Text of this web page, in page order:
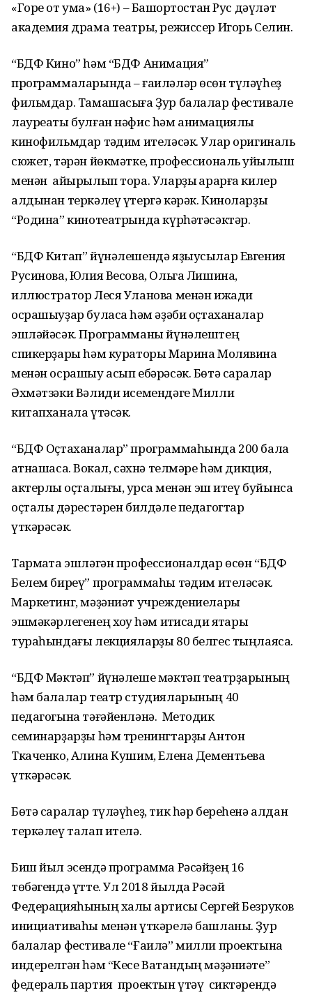
«Горе от ума» (16+) – Башҡортостан Рус дәүләт
академия драма театры, режиссер Игорь Селин.
“БДФ Кино” һәм “БДФ Анимация”
программаларында – ғаиләләр өсөн түләүһеҙ
фильмдар. Тамашасыға Ҙур балалар фестивале
лауреаты булған нәфис һәм анимациялы
кинофильмдар тәҡдим ителәсәк. Улар оригиналь
сюжет, тәрән йөкмәтке, профессиональ ҡуйылыш
менән айырылып тора. Уларҙы ҡарарға килер
алдынан теркәлеү үтергә кәрәк. Киноларҙы
“Родина” кинотеатрында күрһәтәсәктәр.
“БДФ Китап” йүнәлешендә яҙыусылар Евгения
Русинова, Юлия Весова, Ольга Лишина,
иллюстратор Леся Уланова менән ижади
осрашыуҙар буласаҡ һәм әҙәби оҫтаханалар
эшләйәсәк. Программаны йүнәлештең
спикерҙары һәм кураторы Марина Молявина
менән осрашыу асып ебәрәсәк. Бөтә саралар
Әхмәтзәки Вәлиди исемендәге Милли
китапханала үтәсәк.
“БДФ Оҫтаханалар” программаһында 200 бала
ҡатнашасаҡ. Вокал, сәхнә телмәре һәм дикция,
актерлыҡ оҫталығы, ҡурсаҡ менән эш итеү буйынса
оҫталыҡ дәрестәрен билдәле педагогтар
үткәрәсәк.
Тармаҡта эшләгән профессионалдар өсөн “БДФ
Белем биреү” программаһы тәҡдим ителәсәк.
Маркетинг, мәҙәниәт учреждениелары
эшмәкәрлегенең хоҡуҡ һәм иҡтисади яҡтары
тураһындағы лекцияларҙы 80 белгес тыңлаясаҡ.
“БДФ Мәктәп” йүнәлеше мәктәп театрҙарының
һәм балалар театр студияларының 40
педагогына тәғәйенләнә. Методик
семинарҙарҙы һәм тренингтарҙы Антон
Ткаченко, Алина Кушим, Елена Дементьева
үткәрәсәк.
Бөтә саралар түләүһеҙ, тик һәр береһенә алдан
теркәлеү талап ителә.
Биш йыл эсендә программа Рәсәйҙең 16
төбәгендә үтте. Ул 2018 йылда Рәсәй
Федерацияһының халыҡ артисы Сергей Безруков
инициативаһы менән үткәрелә башланы. Ҙур
балалар фестивале “Ғаилә” милли проектына
индерелгән һәм “Кесе Ватандың мәҙәниәте”
федераль партия проектын үтәү сиктәрендә